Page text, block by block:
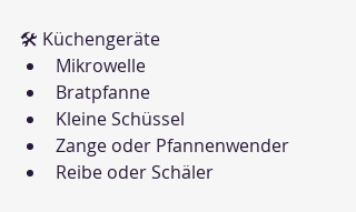
🛠 Küchengeräte
Mikrowelle
Bratpfanne
Kleine Schüssel
Zange oder Pfannenwender
Reibe oder Schäler